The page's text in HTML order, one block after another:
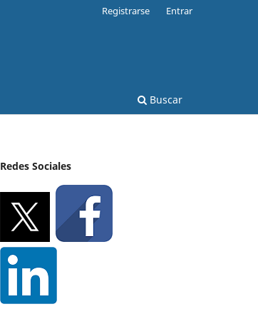
Buscar
Registrarse Entrar
Redes Sociales